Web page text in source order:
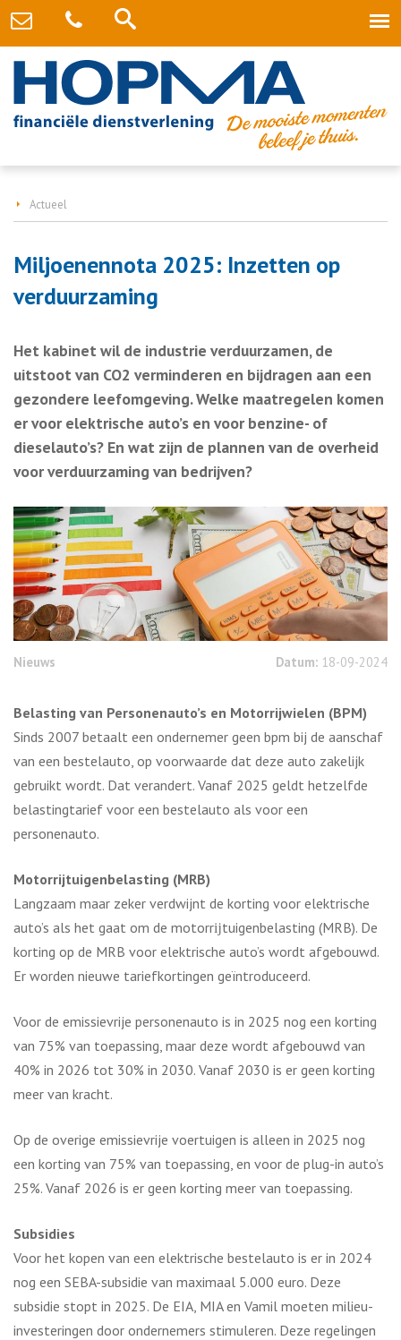
Actueel
Miljoenennota 2025: Inzetten op
verduurzaming
Het kabinet wil de industrie verduurzamen, de
uitstoot van CO2 verminderen en bijdragen aan een
gezondere leefomgeving. Welke maatregelen komen
er voor elektrische auto’s en voor benzine- of
dieselauto’s? En wat zijn de plannen van de overheid
voor verduurzaming van bedrijven?
Nieuws Datum: 18-09-2024
Belasting van Personenauto’s en Motorrijwielen (BPM)
Sinds 2007 betaalt een ondernemer geen bpm bij de aanschaf
van een bestelauto, op voorwaarde dat deze auto zakelijk
gebruikt wordt. Dat verandert. Vanaf 2025 geldt hetzelfde
belastingtarief voor een bestelauto als voor een
personenauto.
Motorrijtuigenbelasting (MRB)
Langzaam maar zeker verdwijnt de korting voor elektrische
auto’s als het gaat om de motorrĳtuigenbelasting (MRB). De
korting op de MRB voor elektrische auto’s wordt afgebouwd.
Er worden nieuwe tariefkortingen geïntroduceerd.
Voor de emissievrije personenauto is in 2025 nog een korting
van 75% van toepassing, maar deze wordt afgebouwd van
40% in 2026 tot 30% in 2030. Vanaf 2030 is er geen korting
meer van kracht.
Op de overige emissievrije voertuigen is alleen in 2025 nog
een korting van 75% van toepassing, en voor de plug-in auto’s
25%. Vanaf 2026 is er geen korting meer van toepassing.
Subsidies
Voor het kopen van een elektrische bestelauto is er in 2024
nog een SEBA-subsidie van maximaal 5.000 euro. Deze
subsidie stopt in 2025. De EIA, MIA en Vamil moeten milieu-
investeringen door ondernemers stimuleren. Deze regelingen